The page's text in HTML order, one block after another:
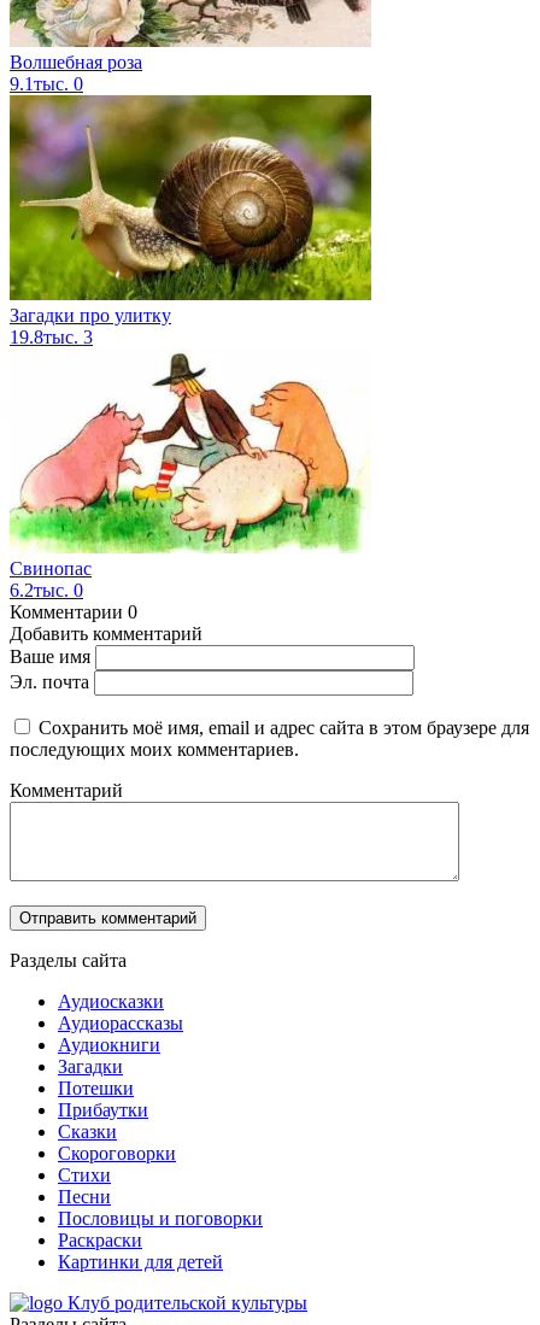
Волшебная роза
9.1тыс. 0
Загадки про улитку
19.8тыс. 3
Свинопас
6.2тыс. 0
Комментарии 0
Добавить комментарий
Ваше имя
Эл. почта
Сохранить моё имя, email и адрес сайта в этом браузере для
последующих моих комментариев.
Комментарий
Разделы сайта
Аудиосказки
Аудиорассказы
Аудиокниги
Загадки
Потешки
Прибаутки
Сказки
Скороговорки
Стихи
Песни
Пословицы и поговорки
Раскраски
Картинки для детей
Клуб родительской культуры